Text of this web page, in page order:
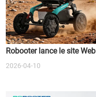
Robooter lance le site
deux moteurs
2026-04-10